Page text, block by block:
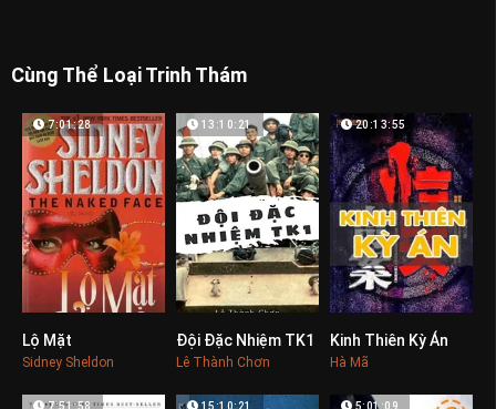
Cùng Thể Loại Trinh Thám
7:01:28
Lộ Mặt
Sidney Sheldon
0
13:10:21
Đội Đặc Nhiệm TK1
Lê Thành Chơn
20:13:55
Kinh Thiên Kỳ Án
Hà Mã